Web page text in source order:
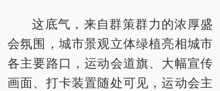
这底气，来自群策群力的浓厚盛
会氛围，城市景观立体绿植亮相城市
各主要路口，运动会道旗、大幅宣传
画面、打卡装置随处可见，运动会主